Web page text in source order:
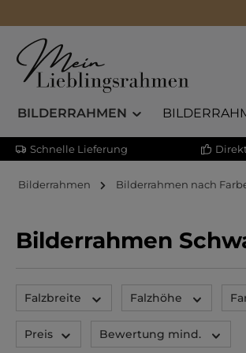
BILDERRAHMEN
Schnelle Lieferung
Bilderrahmen Bilderrahmen nach
Bilderrahmen
Falzbreite Falzhöhe
Preis Bewertung mind.